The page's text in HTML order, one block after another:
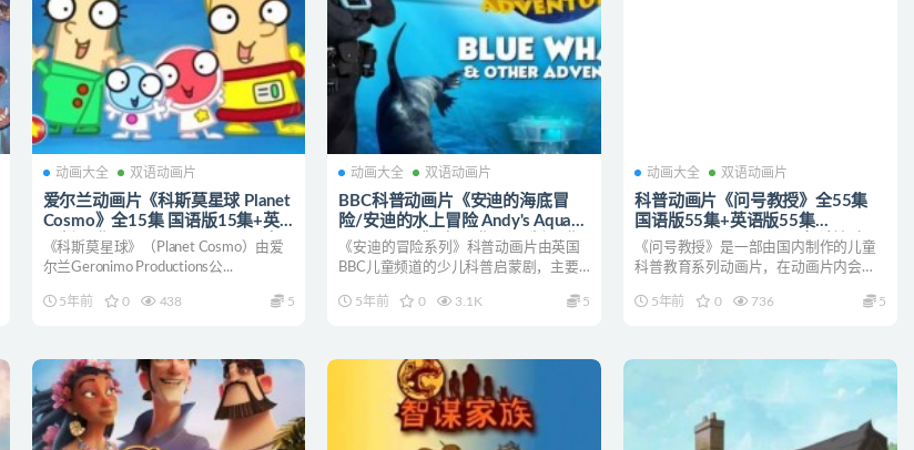
动画大全 双语动画片
爱尔兰动画片《科斯莫星球 Planet
Cosmo》全15集 国语版15集+英
语版15集 1080P/MP4/3.04G 太
空科普动画片
《科斯莫星球》（Planet Cosmo）由爱
尔兰Geronimo Productions公...
5年前 0 438 5
动画大全 双语动画片
BBC科普动画片《安迪的海底冒
险/安迪的水上冒险 Andy's Aquatic
Adventures》全15集 国语版15集
+英语版15集 1080P/MP4/3.68G
《安迪的冒险系列》科普动画片由英国
BBC儿童频道的少儿科普启蒙剧，主要
5年前
0 3.1K 5
动画大全 双语动画片
科普动画片《问号教授》全55集
国语版55集+英语版55集
1080P/MP4/2.05G 儿童科普动画
片下载
《问号教授》是一部由国内制作的儿童
科普教育系列动画片，在动画片内会解
5年前
0 736 5